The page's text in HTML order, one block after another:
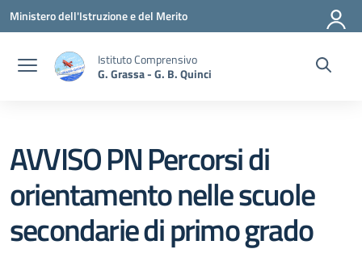
Vai ai contenuti
Vai al menu di navigazione
Vai al footer
Ministero dell'Istruzione e del Merito
Istituto Comprensivo
G. Grassa - G. B. Quinci
AVVISO PN Percorsi di
orientamento nelle scuole
secondarie di primo grado